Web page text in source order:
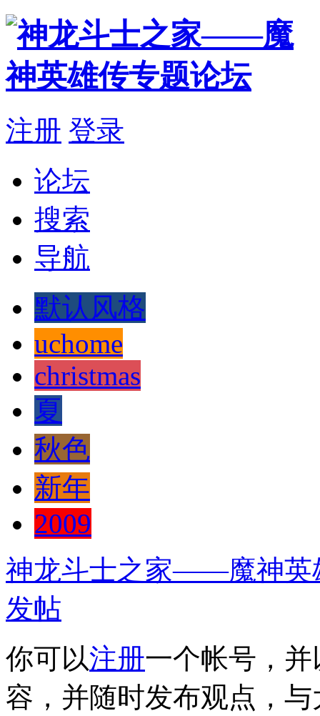
注册 登录
论坛
搜索
导航
默认风格
uchome
christmas
夏
秋色
新年
2009
神龙斗士之家——魔神英
发帖
你可以注册一个帐号，并
容，并随时发布观点，